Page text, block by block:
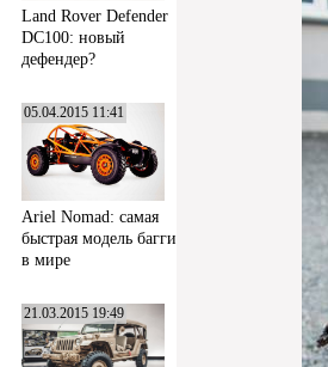
Land Rover Defender
DC100: новый
дефендер?
05.04.2015 11:41
Ariel Nomad: самая
быстрая модель багги
в мире
21.03.2015 19:49